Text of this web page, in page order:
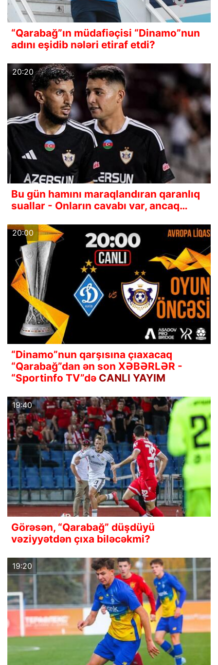
“Qarabağ”ın müdafiəçisi “Dinamo”nun
adını eşidib nələri etiraf etdi?
20:20
Bu gün hamını maraqlandıran qaranlıq
suallar - Onların cavabı var, ancaq…
20:00
“Dinamo”nun qarşısına çıaxacaq
“Qarabağ”dan ən son XƏBƏRLƏR -
“Sportinfo TV”də CANLI YAYIM
19:40
Görəsən, “Qarabağ” düşdüyü
vəziyyətdən çıxa biləcəkmi?
19:20